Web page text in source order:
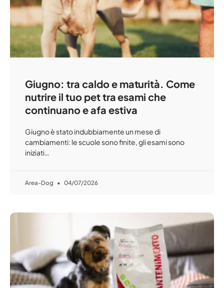
Giugno: tra caldo e maturità. Come
nutrire il tuo pet tra esami che
continuano e afa estiva
Giugno è stato indubbiamente un mese di
cambiamenti: le scuole sono finite, gli esami sono
iniziati…
Area-Dog 04/07/2026